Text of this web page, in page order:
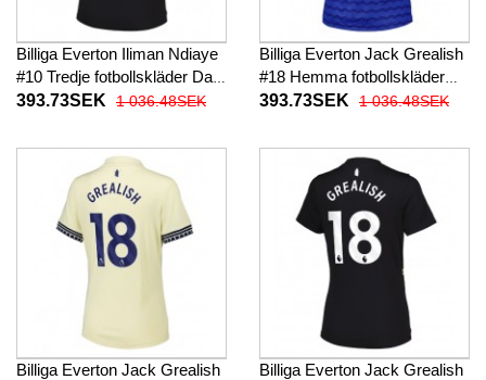
Billiga Everton Iliman Ndiaye
#10 Tredje fotbollskläder Dam
2025-26 Kortärmad
393.73SEK 1 036.48SEK
Billiga Everton Jack Grealish
#18 Hemma fotbollskläder
Dam 2025-26 Kortärmad
393.73SEK 1 036.48SEK
Billiga Everton Jack Grealish
Billiga Everton Jack Grealish